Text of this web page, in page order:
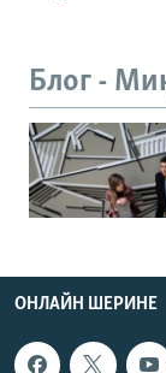
Блог -
ОНЛАЙН ШЕРИНЕ